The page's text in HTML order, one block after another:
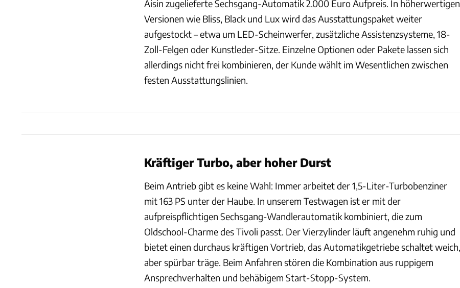
Aisin zugelieferte Sechsgang-Automatik 2.000 Euro Aufpreis. In höherwertigen
Versionen wie Bliss, Black und Lux wird das Ausstattungspaket weiter
aufgestockt – etwa um LED-Scheinwerfer, zusätzliche Assistenzsysteme, 18-
Zoll-Felgen oder Kunstleder-Sitze. Einzelne Optionen oder Pakete lassen sich
allerdings nicht frei kombinieren, der Kunde wählt im Wesentlichen zwischen
festen Ausstattungslinien.
Kräftiger Turbo, aber hoher Durst
Beim Antrieb gibt es keine Wahl: Immer arbeitet der 1,5-Liter-Turbobenziner
mit 163 PS unter der Haube. In unserem Testwagen ist er mit der
aufpreispflichtigen Sechsgang-Wandlerautomatik kombiniert, die zum
Oldschool-Charme des Tivoli passt. Der Vierzylinder läuft angenehm ruhig und
bietet einen durchaus kräftigen Vortrieb, das Automatikgetriebe schaltet weich,
aber spürbar träge. Beim Anfahren stören die Kombination aus ruppigem
Ansprechverhalten und behäbigem Start-Stopp-System.